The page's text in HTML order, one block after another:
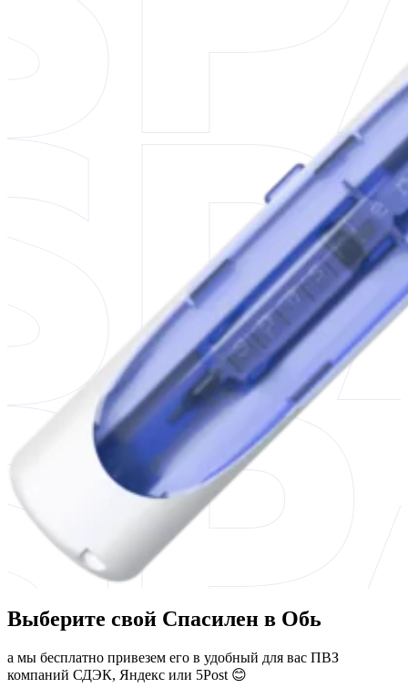
Выберите свой Спасилен в Обь
а мы бесплатно привезем его в удобный для вас ПВЗ
компаний СДЭК, Яндекс или 5Post 😊